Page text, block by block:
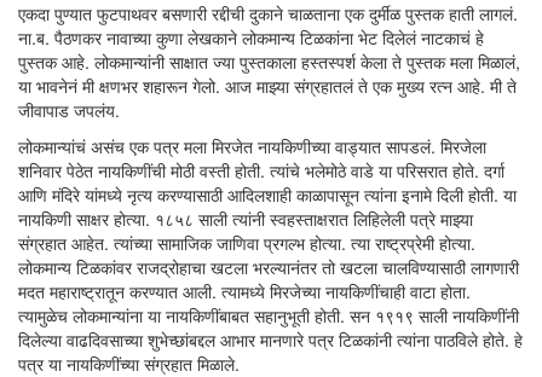
एकदा पुण्यात फुटपाथवर बसणारी रद्दीची दुकाने चाळताना एक दुर्मीळ पुस्तक हाती लागलं.
ना.ब. पैठणकर नावाच्या कुणा लेखकाने लोकमान्य टिळकांना भेट दिलेलं नाटकाचं हे
पुस्तक आहे. लोकमान्यांनी साक्षात ज्या पुस्तकाला हस्तस्पर्श केला ते पुस्तक मला मिळालं,
या भावनेनं मी क्षणभर शहारून गेलो. आज माझ्या संग्रहातलं ते एक मुख्य रत्न आहे. मी ते
जीवापाड जपलंय.
लोकमान्यांचं असंच एक पत्र मला मिरजेत नायकिणीच्या वाड्यात सापडलं. मिरजेला
शनिवार पेठेत नायकिणींची मोठी वस्ती होती. त्यांचे भलेमोठे वाडे या परिसरात होते. दर्गा
आणि मंदिरे यांमध्ये नृत्य करण्यासाठी आदिलशाही काळापासून त्यांना इनामे दिली होती. या
नायकिणी साक्षर होत्या. १८५८ साली त्यांनी स्वहस्ताक्षरात लिहिलेली पत्रे माझ्या
संग्रहात आहेत. त्यांच्या सामाजिक जाणिवा प्रगल्भ होत्या. त्या राष्ट्रप्रेमी होत्या.
लोकमान्य टिळकांवर राजद्रोहाचा खटला भरल्यानंतर तो खटला चालविण्यासाठी लागणारी
मदत महाराष्ट्रातून करण्यात आली. त्यामध्ये मिरजेच्या नायकिणींचाही वाटा होता.
त्यामुळेच लोकमान्यांना या नायकिणींबाबत सहानुभूती होती. सन १९१९ साली नायकिणींनी
दिलेल्या वाढदिवसाच्या शुभेच्छांबद्दल आभार मानणारे पत्र टिळकांनी त्यांना पाठविले होते. हे
पत्र या नायकिणींच्या संग्रहात मिळाले.